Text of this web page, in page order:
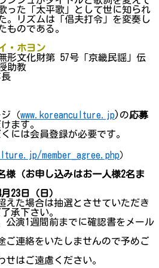
った「太平歌」として世に知られ
。リズムは「倡夫打令」を変奏し
ものである。
・ホヨン
形文化財第 57号「京畿民謡」伝
助教
（www.koreanculture.jp)の応募
ます。
には会員登録が必要です。
member_agree.php）
（お申し込みはお一人様2名ま
23日（日）
えた場合は抽選とさせていただき
承下さい。
公演1週間前までに確認書をメール
連絡をいたしませんので予めご
はご遠慮ください。